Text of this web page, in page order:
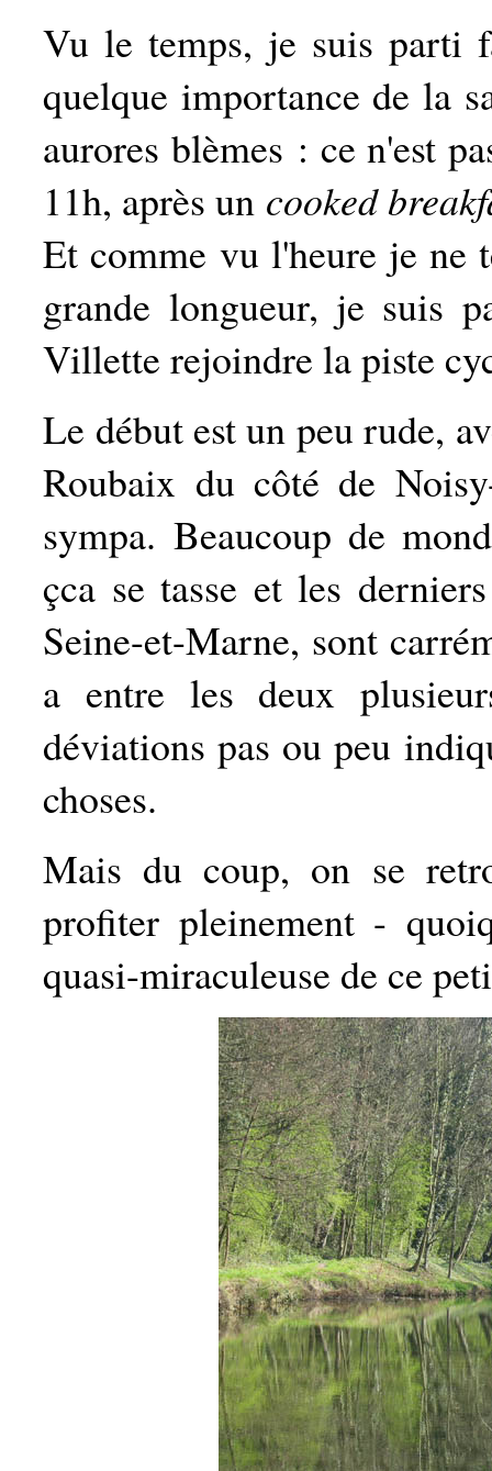
Vu le temps, je suis parti
quelque importance de la
aurores blèmes : ce n'est
11h, après un cooked
Et comme vu l'heure je ne
grande longueur, je suis
Villette rejoindre la piste
Le début est un peu rude,
Roubaix du côté de
sympa. Beaucoup de
çca se tasse et les
Seine-et-Marne, sont
a entre les deux
déviations pas ou peu
choses.
Mais du coup, on se
profiter pleinement -
quasi-miraculeuse de ce